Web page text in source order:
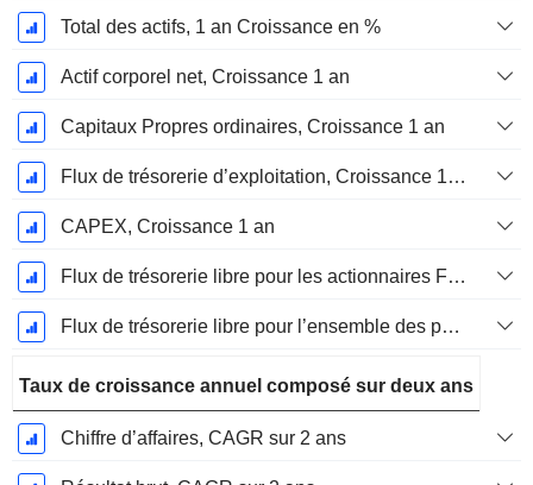
Total des actifs, 1 an Croissance en %
Actif corporel net, Croissance 1 an
Capitaux Propres ordinaires, Croissance 1 an
Flux de trésorerie d’exploitation, Croissance 1 an
CAPEX, Croissance 1 an
Flux de trésorerie libre pour les actionnaires FCFE, Croissance 1 an
Flux de trésorerie libre pour l’ensemble des pourvoyeurs de fonds (créanciers et actionnaires) FCFF, Croissance 1 an
Taux de croissance annuel composé sur deux ans
Chiffre d’affaires, CAGR sur 2 ans